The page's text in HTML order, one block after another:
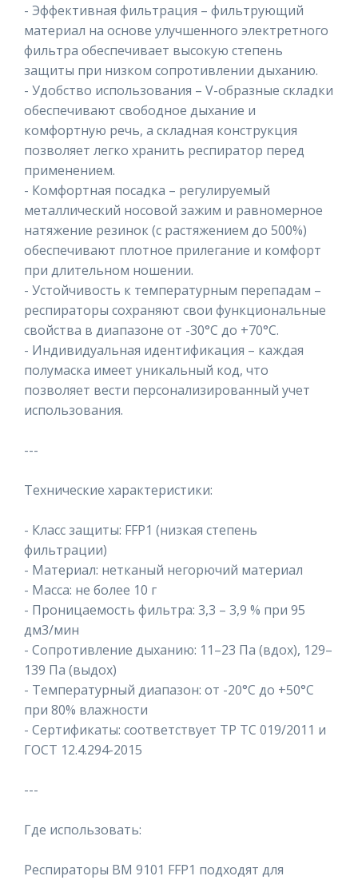
- Эффективная фильтрация – фильтрующий
материал на основе улучшенного электретного
фильтра обеспечивает высокую степень
защиты при низком сопротивлении дыханию.
- Удобство использования – V-образные складки
обеспечивают свободное дыхание и
комфортную речь, а складная конструкция
позволяет легко хранить респиратор перед
применением.
- Комфортная посадка – регулируемый
металлический носовой зажим и равномерное
натяжение резинок (с растяжением до 500%)
обеспечивают плотное прилегание и комфорт
при длительном ношении.
- Устойчивость к температурным перепадам –
респираторы сохраняют свои функциональные
свойства в диапазоне от -30°C до +70°C.
- Индивидуальная идентификация – каждая
полумаска имеет уникальный код, что
позволяет вести персонализированный учет
использования.
---
Технические характеристики:
- Класс защиты: FFP1 (низкая степень
фильтрации)
- Материал: нетканый негорючий материал
- Масса: не более 10 г
- Проницаемость фильтра: 3,3 – 3,9 % при 95
дм3/мин
- Сопротивление дыханию: 11–23 Па (вдох), 129–
139 Па (выдох)
- Температурный диапазон: от -20°C до +50°C
при 80% влажности
- Сертификаты: соответствует ТР ТС 019/2011 и
ГОСТ 12.4.294-2015
---
Где использовать:
Респираторы ВМ 9101 FFP1 подходят для